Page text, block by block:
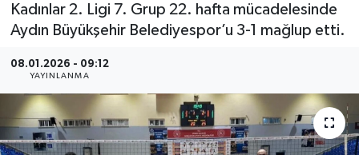
Kadınlar 2. Ligi 7. Grup 22. hafta mücadelesinde
Aydın Büyükşehir Belediyespor’u 3-1 mağlup etti.
08.01.2026 - 09:12
YAYINLANMA
Programlar
YAŞAM